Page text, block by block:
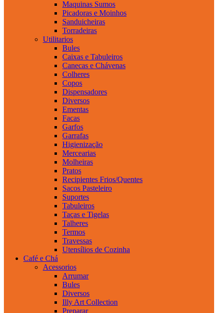
Maquinas Sumos
Picadoras e Moinhos
Sanduicheiras
Torradeiras
Utilitarios
Bules
Caixas e Tabuleiros
Canecas e Chávenas
Colheres
Copos
Dispensadores
Diversos
Ementas
Facas
Garfos
Garrafas
Higienização
Mercearias
Molheiras
Pratos
Recipientes Frios/Quentes
Sacos Pasteleiro
Suportes
Tabuleiros
Taças e Tigelas
Talheres
Termos
Travessas
Utensílios de Cozinha
Café e Chá
Acessorios
Arrumar
Bules
Diversos
Illy Art Collection
Preparar